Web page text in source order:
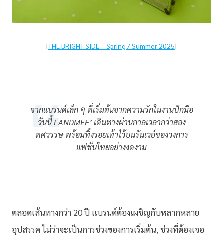
[THE BRIGHT SIDE – Spring / Summer 2025]
จากแบรนด์เล็ก ๆ ที่เริ่มต้นจากความรักในงานปักมือ
วันนี้ LANDMEE’ เดินทางผ่านกาลเวลากว่าสอง
ทศวรรษ พร้อมทิ้งรอยเท้าไว้บนรันเวย์ของวงการ
แฟชั่นไทยอย่างงดงาม
ตลอดเส้นทางกว่า 20 ปี แบรนด์ต้องเผชิญกับหลากหลาย
อุปสรรค ไม่ว่าจะเป็นการช่วงของการเริ่มต้น, ช่วงที่ต้องเจอ